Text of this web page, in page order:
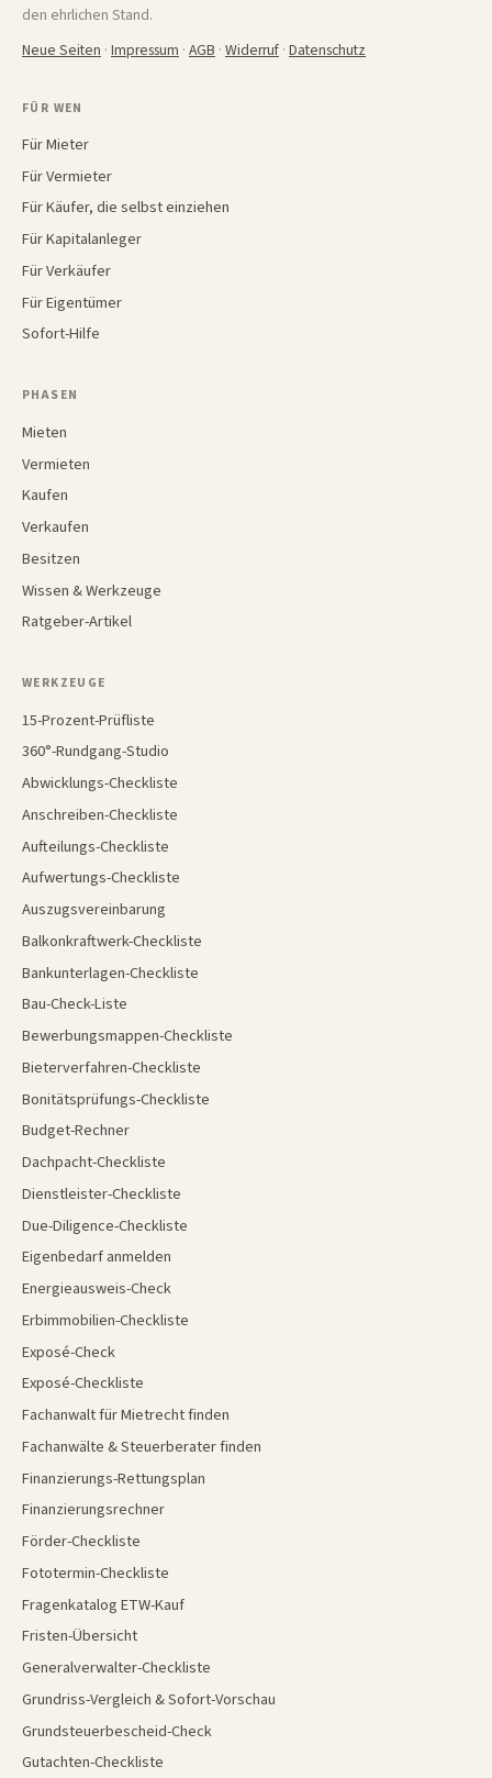
den ehrlichen Stand.
Neue Seiten · Impressum · AGB · Widerruf · Datenschutz
FÜR WEN
Für Mieter
Für Vermieter
Für Käufer, die selbst einziehen
Für Kapitalanleger
Für Verkäufer
Für Eigentümer
Sofort-Hilfe
PHASEN
Mieten
Vermieten
Kaufen
Verkaufen
Besitzen
Wissen & Werkzeuge
Ratgeber-Artikel
WERKZEUGE
15-Prozent-Prüfliste
360°-Rundgang-Studio
Abwicklungs-Checkliste
Anschreiben-Checkliste
Aufteilungs-Checkliste
Aufwertungs-Checkliste
Auszugsvereinbarung
Balkonkraftwerk-Checkliste
Bankunterlagen-Checkliste
Bau-Check-Liste
Bewerbungsmappen-Checkliste
Bieterverfahren-Checkliste
Bonitätsprüfungs-Checkliste
Budget-Rechner
Dachpacht-Checkliste
Dienstleister-Checkliste
Due-Diligence-Checkliste
Eigenbedarf anmelden
Energieausweis-Check
Erbimmobilien-Checkliste
Exposé-Check
Exposé-Checkliste
Fachanwalt für Mietrecht finden
Fachanwälte & Steuerberater finden
Finanzierungs-Rettungsplan
Finanzierungsrechner
Förder-Checkliste
Fototermin-Checkliste
Fragenkatalog ETW-Kauf
Fristen-Übersicht
Generalverwalter-Checkliste
Grundriss-Vergleich & Sofort-Vorschau
Grundsteuerbescheid-Check
Gutachten-Checkliste